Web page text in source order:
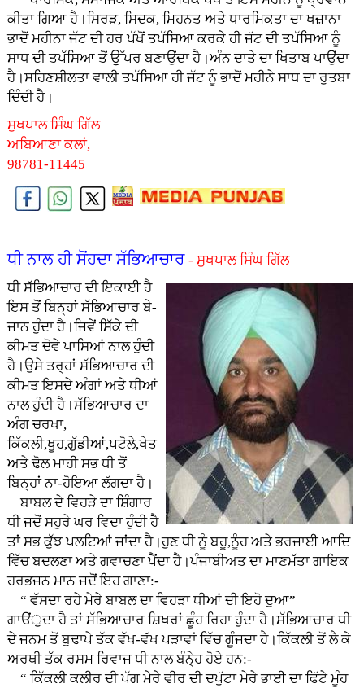
ਕੀਤਾ ਗਿਆ ਹੈ।ਸਿਰੜ, ਸਿਦਕ, ਮਿਹਨਤ ਅਤੇ ਧਾਰਮਿਕਤਾ ਦਾ ਖਜ਼ਾਨਾ
ਭਾਦੋਂ ਮਹੀਨਾ ਜੱਟ ਦੀ ਹਰ ਪੱਖੋਂ ਤਪੱਸਿਆ ਕਰਕੇ ਹੀ ਜੱਟ ਦੀ ਤਪੱਸਿਆ ਨੂੰ
ਸਾਧ ਦੀ ਤਪੱਸਿਆ ਤੋਂ ਉੱਪਰ ਬਣਾਉਂਦਾ ਹੈ।ਅੰਨ ਦਾਤੇ ਦਾ ਖਿਤਾਬ ਪਾਉਂਦਾ
ਹੈ।ਸਹਿਣਸ਼ੀਲਤਾ ਵਾਲੀ ਤਪੱਸਿਆ ਹੀ ਜੱਟ ਨੂੰ ਭਾਦੋਂ ਮਹੀਨੇ ਸਾਧ ਦਾ ਰੁਤਬਾ
ਦਿੰਦੀ ਹੈ।
ਸੁਖਪਾਲ ਸਿੰਘ ਗਿੱਲ
ਅਬਿਆਣਾ ਕਲਾਂ,
98781-11445
ਧੀ ਨਾਲ ਹੀ ਸੋਂਹਦਾ ਸੱਭਿਆਚਾਰ - ਸੁਖਪਾਲ ਸਿੰਘ ਗਿੱਲ
ਧੀ ਸੱਭਿਆਚਾਰ ਦੀ ਇਕਾਈ ਹੈ
ਇਸ ਤੋਂ ਬਿਨ੍ਹਾਂ ਸੱਭਿਆਚਾਰ ਬੇ-
ਜਾਨ ਹੁੰਦਾ ਹੈ।ਜਿਵੇਂ ਸਿੱਕੇ ਦੀ
ਕੀਮਤ ਦੋਵੇ ਪਾਸਿਆਂ ਨਾਲ ਹੁੰਦੀ
ਹੈ।ਉਸੇ ਤਰ੍ਹਾਂ ਸੱਭਿਆਚਾਰ ਦੀ
ਕੀਮਤ ਇਸਦੇ ਅੰਗਾਂ ਅਤੇ ਧੀਆਂ
ਨਾਲ ਹੁੰਦੀ ਹੈ।ਸੱਭਿਆਚਾਰ ਦਾ
ਅੰਗ ਚਰਖਾ,
ਕਿੱਕਲੀ,ਖੂਹ,ਗੁੱਡੀਆਂ,ਪਟੋਲੇ,ਖੇਤ
ਅਤੇ ਢੋਲ ਮਾਹੀ ਸਭ ਧੀ ਤੋਂ
ਬਿਨ੍ਹਾਂ ਨਾ-ਹੋਇਆ ਲੱਗਦਾ ਹੈ।
ਬਾਬਲ ਦੇ ਵਿਹੜੇ ਦਾ ਸ਼ਿੰਗਾਰ
ਧੀ ਜਦੋਂ ਸਹੁਰੇ ਘਰ ਵਿਦਾ ਹੁੰਦੀ ਹੈ
ਤਾਂ ਸਭ ਕੁੱਝ ਪਲਟਿਆਂ ਜਾਂਦਾ ਹੈ।ਹੁਣ ਧੀ ਨੂੰ ਬਹੂ,ਨੂੰਹ ਅਤੇ ਭਰਜਾਈ ਆਦਿ
ਵਿੱਚ ਬਦਲਣਾ ਅਤੇ ਗਵਾਚਣਾ ਪੈਂਦਾ ਹੈ।ਪੰਜਾਬੀਅਤ ਦਾ ਮਾਣਮੱਤਾ ਗਾਇਕ
ਹਰਭਜਨ ਮਾਨ ਜਦੋਂ ਇਹ ਗਾਣਾ:-
“ ਵੱਸਦਾ ਰਹੇ ਮੇਰੇ ਬਾਬਲ ਦਾ ਵਿਹੜਾ ਧੀਆਂ ਦੀ ਇਹੋ ਦੁਆ”
ਗਾੳਂੁਦਾ ਹੈ ਤਾਂ ਸੱਭਿਆਚਾਰ ਸ਼ਿਖਰਾਂ ਛੂੰਹ ਰਿਹਾ ਹੁੰਦਾ ਹੈ।ਸੱਭਿਆਚਾਰ ਧੀ
ਦੇ ਜਨਮ ਤੋਂ ਬੁਢਾਪੇ ਤੱਕ ਵੱਖ-ਵੱਖ ਪੜਾਵਾਂ ਵਿੱਚ ਗੂੰਜਦਾ ਹੈ।ਕਿੱਕਲੀ ਤੋਂ ਲੈ ਕੇ
ਅਰਥੀ ਤੱਕ ਰਸਮ ਰਿਵਾਜ ਧੀ ਨਾਲ ਬੰਨੇ੍ਹ ਹੋਏ ਹਨ:-
“ ਕਿੱਕਲੀ ਕਲੀਰ ਦੀ ਪੱਗ ਮੇਰੇ ਵੀਰ ਦੀ ਦਪੁੱਟਾ ਮੇਰੇ ਭਾਈ ਦਾ ਫਿੱਟੇ ਮੂੰਹ